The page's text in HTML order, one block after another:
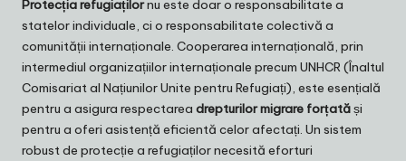
Protecția refugiațilornu este doar o responsabilitate a
statelor individuale, ci o responsabilitate colectivă a
comunității internaționale. Cooperarea internațională, prin
intermediul organizațiilor internaționale precum UNHCR (Înaltul
Comisariat al Națiunilor Unite pentru Refugiați), este esențială
pentru a asigura respectarea drepturilor migrare forțatăși
pentru a oferi asistență eficientă celor afectați. Un sistem
robust de protecție a refugiaților necesită eforturi